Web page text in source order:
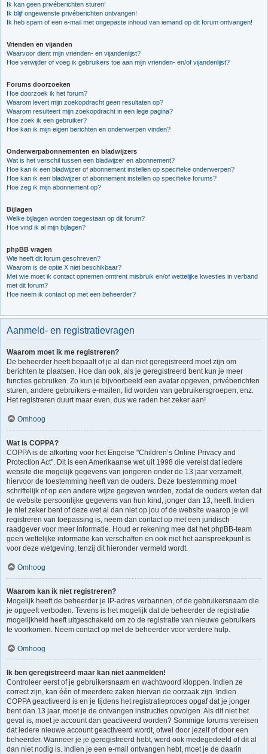
Ik kan geen privéberichten sturen!
Ik blijf ongewenste privéberichten ontvangen!
Ik heb spam of een e-mail met ongepaste inhoud van iemand op dit forum ontvangen!
Vrienden en vijanden
Waarvoor dient mijn vrienden- en vijandenlijst?
Hoe verwijder of voeg ik gebruikers toe aan mijn vrienden- en/of vijandenlijst?
Forums doorzoeken
Hoe doorzoek ik het forum?
Waarom levert mijn zoekopdracht geen resultaten op?
Waarom resulteert mijn zoekopdracht in een lege pagina?
Hoe zoek ik een gebruiker?
Hoe kan ik mijn eigen berichten en onderwerpen vinden?
Onderwerpabonnementen en bladwijzers
Wat is het verschil tussen een bladwijzer en abonnement?
Hoe kan ik een bladwijzer of abonnement instellen op specifieke onderwerpen?
Hoe kan ik een bladwijzer of abonnement instellen op specifieke forums?
Hoe zeg ik mijn abonnement op?
Bijlagen
Welke bijlagen worden toegestaan op dit forum?
Hoe vind ik al mijn bijlagen?
phpBB vragen
Wie heeft dit forum geschreven?
Waarom is de optie X niet beschikbaar?
Met wie moet ik contact opnemen omtrent misbruik en/of wettelijke kwesties in verband
met dit forum?
Hoe neem ik contact op met een beheerder?
Aanmeld- en registratievragen
Waarom moet ik me registreren?
De beheerder heeft bepaalt of je al dan niet geregistreerd moet zijn om
berichten te plaatsen. Hoe dan ook, als je geregistreerd bent kun je meer
functies gebruiken. Zo kun je bijvoorbeeld een avatar opgeven, privéberichten
sturen, andere gebruikers e-mailen, lid worden van gebruikersgroepen, enz.
Het registreren duurt maar even, dus we raden het zeker aan!
Omhoog
Wat is COPPA?
COPPA is de afkorting voor het Engelse "Children’s Online Privacy and
Protection Act". Dit is een Amerikaanse wet uit 1998 die vereist dat iedere
website die mogelijk gegevens van jongeren onder de 13 jaar verzamelt,
hiervoor de toestemming heeft van de ouders. Deze toestemming moet
schriftelijk of op een andere wijze gegeven worden, zodat de ouders weten dat
de website persoonlijke gegevens van hun kind, jonger dan 13, heeft. Indien
je niet zeker bent of deze wet al dan niet op jou of de website waarop je wil
registreren van toepassing is, neem dan contact op met een juridisch
raadgever voor meer informatie. Houd er rekening mee dat het phpBB-team
geen wettelijke informatie kan verschaffen en ook niet het aanspreekpunt is
voor deze wetgeving, tenzij dit hieronder vermeld wordt.
Omhoog
Waarom kan ik niet registreren?
Mogelijk heeft de beheerder je IP-adres verbannen, of de gebruikersnaam die
je opgeeft verboden. Tevens is het mogelijk dat de beheerder de registratie
mogelijkheid heeft uitgeschakeld om zo de registratie van nieuwe gebruikers
te voorkomen. Neem contact op met de beheerder voor verdere hulp.
Omhoog
Ik ben geregistreerd maar kan niet aanmelden!
Controleer eerst of je gebruikersnaam en wachtwoord kloppen. Indien ze
correct zijn, kan één of meerdere zaken hiervan de oorzaak zijn. Indien
COPPA geactiveerd is en je tijdens het registratieproces opgaf dat je jonger
bent dan 13 jaar, moet je de ontvangen instructies opvolgen. Als dit niet het
geval is, moet je account dan geactiveerd worden? Sommige forums vereisen
dat iedere nieuwe account geactiveerd wordt, ofwel door jezelf of door een
beheerder. Wanneer je je geregistreerd hebt, werd ook medegedeeld of dit al
dan niet nodig is. Indien je een e-mail ontvangen hebt, moet je de daarin